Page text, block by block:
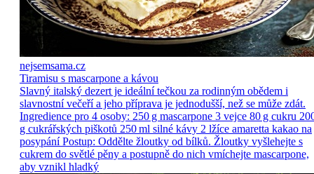
nejsemsama.cz
Tiramisu s mascarpone a kávou
Slavný italský dezert je ideální tečkou za rodinným obědem i
slavnostní večeří a jeho příprava je jednodušší, než se může zdát.
Ingredience pro 4 osoby: 250 g mascarpone 3 vejce 80 g cukru
g cukrářských piškotů 250 ml silné kávy 2 lžíce amaretta kakao na
posypání Postup: Oddělte žloutky od bílků. Žloutky vyšlehejte s
cukrem do světlé pěny a postupně do nich vmíchejte mascarpone,
aby vznikl hladký